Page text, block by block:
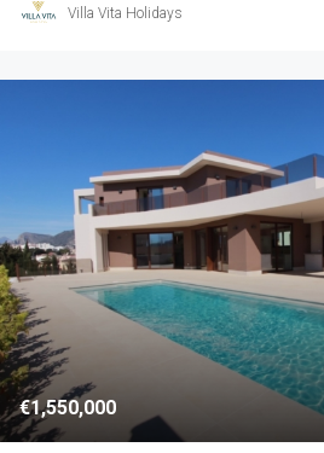
Villa Vita Holidays
€1,550,000